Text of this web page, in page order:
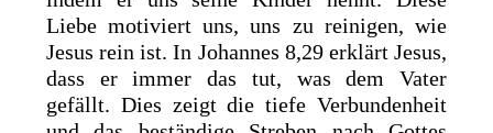
Liebe motiviert uns, uns zu reinigen, wie
Jesus rein ist. In Johannes 8,29 erklärt Jesus,
dass er immer das tut, was dem Vater
gefällt. Dies zeigt die tiefe Verbundenheit